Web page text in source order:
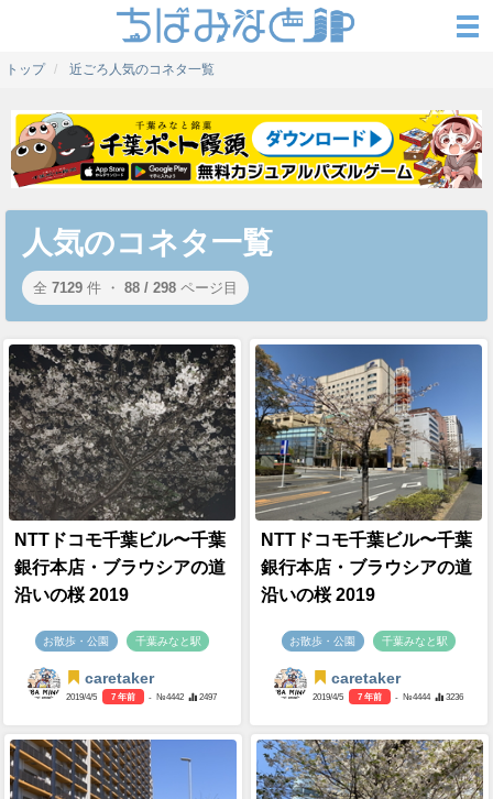
トップ 近ごろ人気のコネタ一覧
人気のコネタ一覧
全 7129 件 ・ 88 / 298 ページ目
NTTドコモ千葉ビル〜千葉
銀行本店・ブラウシアの道
沿いの桜 2019
お散歩・公園 千葉みなと駅
caretaker
2019/4/5 7 年前 - №4442 2497
NTTドコモ千葉ビル〜千葉
銀行本店・ブラウシアの道
沿いの桜 2019
お散歩・公園 千葉みなと駅
caretaker
2019/4/5 7 年前 - №4444 3236